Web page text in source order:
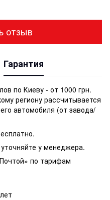
отзыв
Гарантия
по Киеву - от 1000 грн.
региону рассчитывается
автомобиля (от завода/
у менеджера.
по тарифам